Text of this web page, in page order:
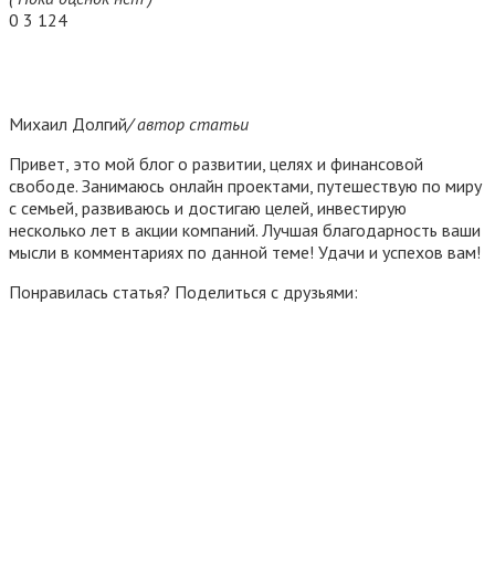
0 3 124
Михаил Долгий/ автор статьи
Привет, это мой блог о развитии, целях и финансовой
свободе. Занимаюсь онлайн проектами, путешествую по миру
с семьей, развиваюсь и достигаю целей, инвестирую
несколько лет в акции компаний. Лучшая благодарность ваши
мысли в комментариях по данной теме! Удачи и успехов вам!
Понравилась статья? Поделиться с друзьями: